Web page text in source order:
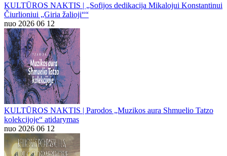
KULTŪROS NAKTIS | „Sofijos dedikacija Mikalojui Konstantinui
Čiurlioniui „Giria žalioji““
nuo 2026 06 12
KULTŪROS NAKTIS | Parodos „Muzikos aura Shmuelio Tatzo
kolekcijoje“ atidarymas
nuo 2026 06 12